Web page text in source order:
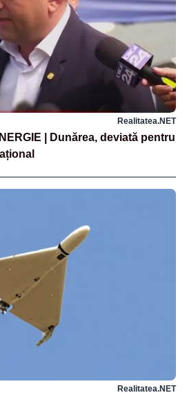
Realitatea.NET
| Dunărea, deviată pentru
Realitatea.NET